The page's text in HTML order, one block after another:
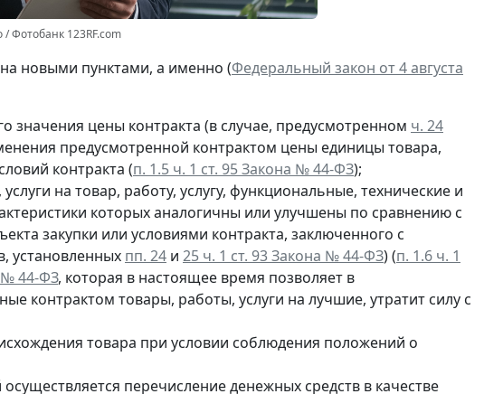
Фотобанк 123RF.com
новыми пунктами, а именно (Федеральный закон от 4 августа
цены контракта (в случае, предусмотренном ч. 24
предусмотренной контрактом цены единицы товара,
контракта (п. 1.5 ч. 1 ст. 95 Закона № 44-ФЗ);
на товар, работу, услугу, функциональные, технические и
которых аналогичны или улучшены по сравнению с
закупки или условиями контракта, заключенного с
установленных пп. 24 и 25 ч. 1 ст. 93 Закона № 44-ФЗ) (п. 1.6 ч. 1
№ 44-ФЗ, которая в настоящее время позволяет в
контрактом товары, работы, услуги на лучшие, утратит силу с
товара при условии соблюдения положений о
перечисление денежных средств в качестве